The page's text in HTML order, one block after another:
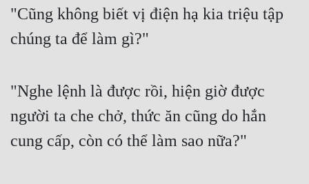
Góc Nhìn Nam
Góc Nhìn Nữ
Huyền Nghi
Huyền Ảo
Hài Hước
"Cũng không biết vị điện hạ kia triệu tập
chúng ta để làm gì?"
"Nghe lệnh là được rồi, hiện giờ được
người ta che chở, thức ăn cũng do hắn
cung cấp, còn có thể làm sao nữa?"